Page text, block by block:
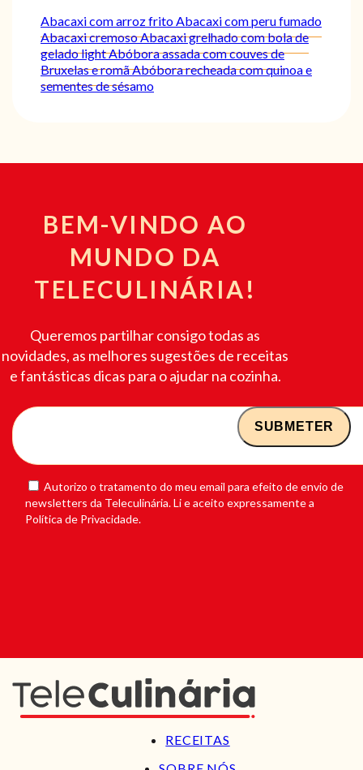
Abacaxi com arroz fritoAbacaxi com peru fumado
Abacaxi cremosoAbacaxi grelhado com bola de
gelado lightAbóbora assada com couves de
Bruxelas e romãAbóbora recheada com quinoa e
sementes de sésamo
BEM-VINDO AO
MUNDO DA
TELECULINÁRIA!
Queremos partilhar consigo todas as
novidades, as melhores sugestões de receitas
e fantásticas dicas para o ajudar na cozinha.
Autorizo o tratamento do meu email para efeito de envio de
newsletters da Teleculinária. Li e aceito expressamente a
Política de Privacidade.
RECEITAS